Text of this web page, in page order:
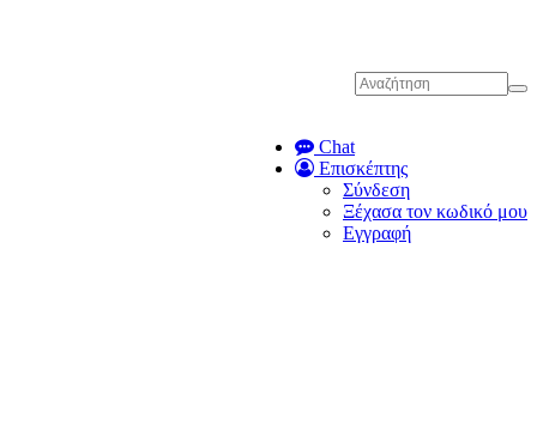
Chat
Επισκέπτης
Σύνδεση
Ξέχασα τον κωδικό μου
Εγγραφή